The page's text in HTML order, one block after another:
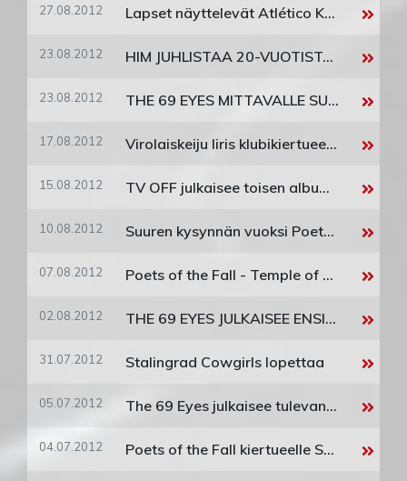
27.08.2012 Lapset näyttelevät Atlético Kumpulan intiaanivideolla
23.08.2012 HIM JUHLISTAA 20-VUOTISTA URAANSA JULKAISEMALLA KOKOELMAN XX - TWO DECADES OF LOVE METAL PERJANTAINA 26. LOKAKUUTA YHTYE ESIINTYY LEGENDAARISELLA HELLDONE-FESTIVAALILLA TAVASTIALLA NELJÄNÄ ILTANA PERÄKKÄIN
23.08.2012 THE 69 EYES MITTAVALLE SUOMEN KIERTUEELLE – UUSI ALBUMI SYYSKUUSSA
17.08.2012 Virolaiskeiju Iiris klubikiertueelle
15.08.2012 TV OFF julkaisee toisen albuminsa 31.8.
10.08.2012 Suuren kysynnän vuoksi Poets of the Fallin Saksankiertueen esiintymispaikat vaihtuvat suurempiin klubeihin
07.08.2012 Poets of the Fall - Temple of Thought kiertue Intiaan Elokuussa
02.08.2012 THE 69 EYES JULKAISEE ENSIMMÄISEN SINGLEN ”RED” DIGITAALISESTI PERJANTAINA 10. ELOKUUTA
31.07.2012 Stalingrad Cowgirls lopettaa
05.07.2012 The 69 Eyes julkaisee tulevan albuminsa kannen - "X" julkaistaan 28. syyskuuta
04.07.2012 Poets of the Fall kiertueelle Saksaan marraskuussa!